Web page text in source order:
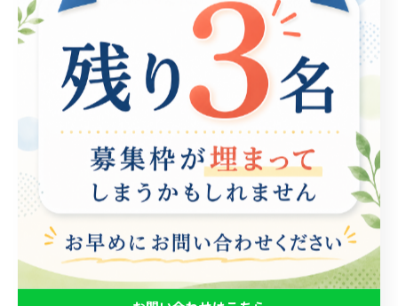
･･━━･･━━･･━━･･━━････━━･･━━･･━━･･
PLUS ULTRA では
見学・体験 随時受け付けております☆
お気軽にお問い合わせくださいませ☎️
お問い合わせは下のリンクかプロフィール欄のHPよりど
うぞ！
▽▼PLUS ULTRA▼▽
http://plus-ultra2023.com
･･━━･･━━･･━━･･━━････━━･･━━･･━━･･
━━･･